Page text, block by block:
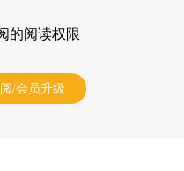
的阅读权限
/会员升级